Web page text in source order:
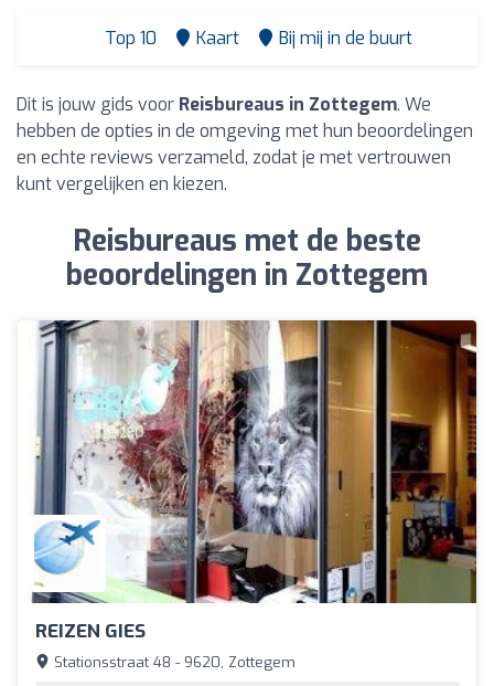
Top 10 Kaart Bij mij in de buurt
Dit is jouw gids voor Reisbureaus in Zottegem. We
hebben de opties in de omgeving met hun beoordelingen
en echte reviews verzameld, zodat je met vertrouwen
kunt vergelijken en kiezen.
Reisbureaus met de beste
beoordelingen in Zottegem
REIZEN GIES
Stationsstraat 48 - 9620, Zottegem